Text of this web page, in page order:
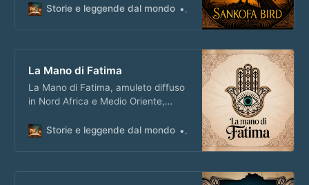
saggezza il presente e il futuro.
Storie e leggende dal mondo Matteo Masi
La Mano di Fatima
La Mano di Fatima, amuleto diffuso
in Nord Africa e Medio Oriente,
legati alla protezione e alla
Storie e leggende dal mondo Matteo Masi